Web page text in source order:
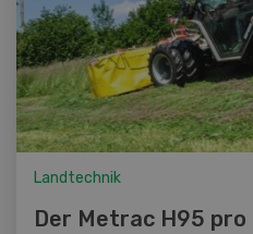
Landtechnik
Der Metrac H95